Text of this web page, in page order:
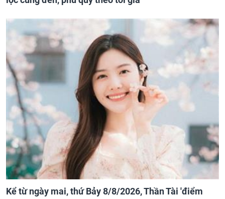
Kể từ ngày mai, thứ Bảy 8/8/2026, Thần Tài 'điểm